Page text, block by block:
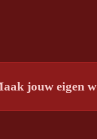
jouw eigen